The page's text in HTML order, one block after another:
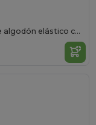
Camiseta de hombre de algodón elástico con cuello de pico